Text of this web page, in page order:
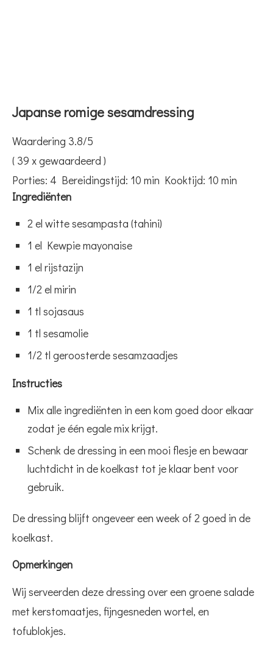
Japanse romige sesamdressing
Waardering 3.8/5
( 39 x gewaardeerd )
Porties: 4 Bereidingstijd: 10 min Kooktijd: 10 min
Ingrediënten
2 el witte sesampasta (tahini)
1 el Kewpie mayonaise
1 el rijstazijn
1/2 el mirin
1 tl sojasaus
1 tl sesamolie
1/2 tl geroosterde sesamzaadjes
Instructies
Mix alle ingrediënten in een kom goed door elkaar
zodat je één egale mix krijgt.
Schenk de dressing in een mooi flesje en bewaar
luchtdicht in de koelkast tot je klaar bent voor
gebruik.
De dressing blijft ongeveer een week of 2 goed in de
koelkast.
Opmerkingen
Wij serveerden deze dressing over een groene salade
met kerstomaatjes, fijngesneden wortel, en
tofublokjes.